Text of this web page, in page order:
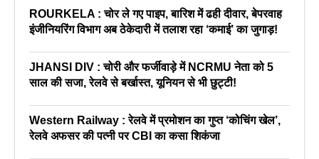
ROURKELA : चोर ले गए पाइप, बारिश में ढही दीवार, बेपरवाह
इंजीनियरिंग विभाग अब ठेकेदारी में तलाश रहा ‘कमाई’ का जुगाड़!
JHANSI DIV : चोरी और फर्जीवाड़े में NCRMU नेता को 5
साल की सजा, रेलवे से बर्खास्त, यूनियन से भी छुट्टी!
Western Railway : रेलवे में प्रमोशन का गुप्त ‘कोचिंग खेल’,
रेलवे अफसर की पत्नी पर CBI का कसा शिकंजा